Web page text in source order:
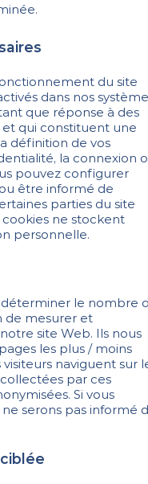
du site
dans nos
que réponse à des
qui constituent une
définition de vos
la connexion
pouvez configurer
être informé de
parties du site
ne stockent
personnelle.
le nombre
de mesurer et
site Web. Ils nous
les plus / moins
naviguent sur
par ces
Si vous
serons pas informé